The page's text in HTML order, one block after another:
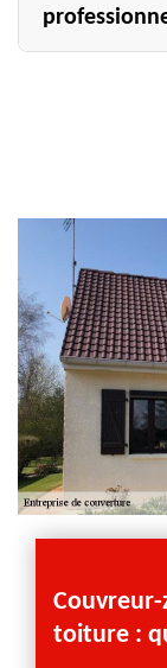
Leonard, dans
toiture vous
toiture :